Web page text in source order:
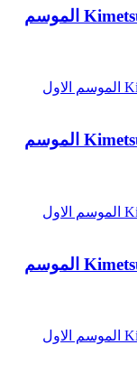
انمي قاتل الشياطين Kimetsu no Yaiba الموسم
انمي قاتل الشياطين Kimetsu no Yaiba الموسم
انمي قاتل الشياطين Kimetsu no Yaiba الموسم